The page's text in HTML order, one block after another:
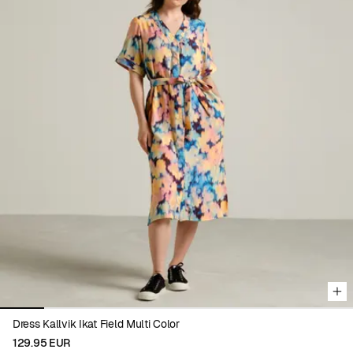
Dress Kallvik Ikat Field Multi Color
129.95 EUR